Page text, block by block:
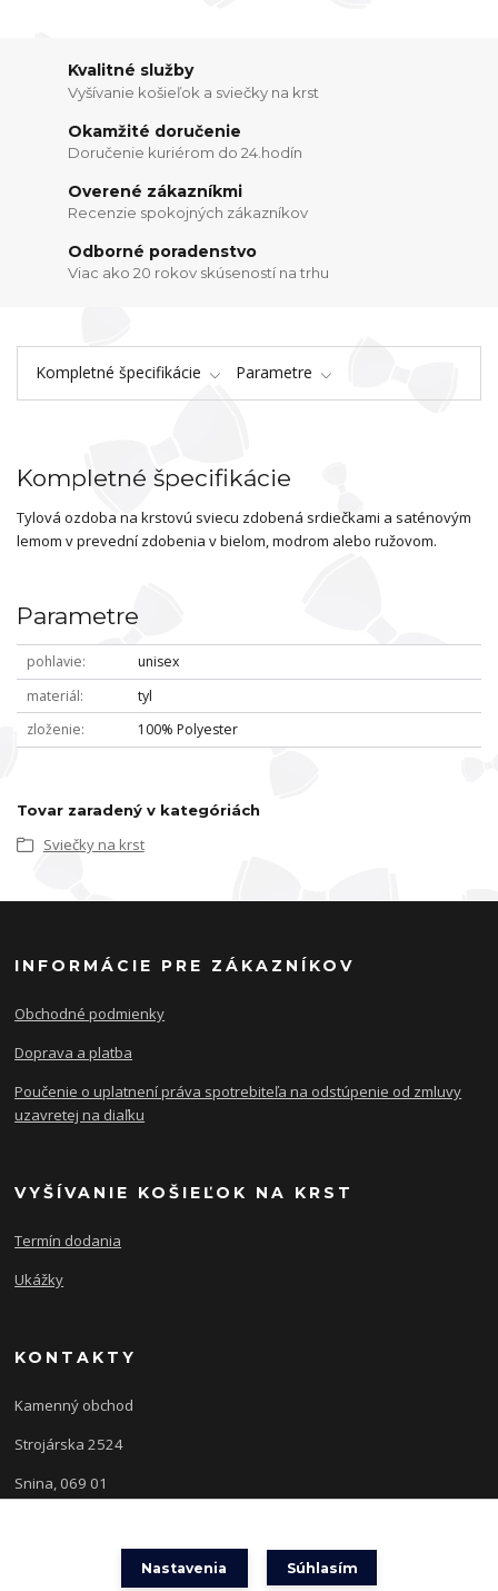
Kvalitné služby
Vyšívanie košieľok a sviečky na krst
Okamžité doručenie
Doručenie kuriérom do 24.hodín
Overené zákazníkmi
Recenzie spokojných zákazníkov
Odborné poradenstvo
Viac ako 20 rokov skúseností na trhu
Kompletné špecifikácie Parametre
Kompletné špecifikácie
Tylová ozdoba na krstovú sviecu zdobená srdiečkami a saténovým
lemom v prevední zdobenia v bielom, modrom alebo ružovom.
Parametre
pohlavie
unisex
materiál
tyl
zloženie
100% Polyester
Tovar zaradený v kategóriách
Sviečky na krst
INFORMÁCIE PRE ZÁKAZNÍKOV
Obchodné podmienky
Doprava a platba
Poučenie o uplatnení práva spotrebiteľa na odstúpenie od zmluvy
uzavretej na diaľku
VYŠÍVANIE KOŠIEĽOK NA KRST
Termín dodania
Ukážky
KONTAKTY
Kamenný obchod
Strojárska 2524
Snina, 069 01
Nastavenia Súhlasím